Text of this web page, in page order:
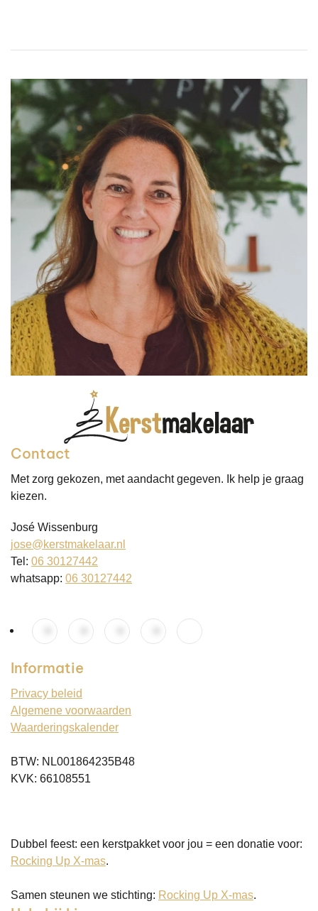
Contact
Met zorg gekozen, met aandacht gegeven. Ik help je graag
kiezen.
José Wissenburg
jose@kerstmakelaar.nl
Tel: 06 30127442
whatsapp: 06 30127442
Informatie
Privacy beleid
Algemene voorwaarden
Waarderingskalender
BTW: NL001864235B48
KVK: 66108551
Dubbel feest: een kerstpakket voor jou = een donatie voor:
Rocking Up X-mas.
Samen steunen we stichting: Rocking Up X-mas.